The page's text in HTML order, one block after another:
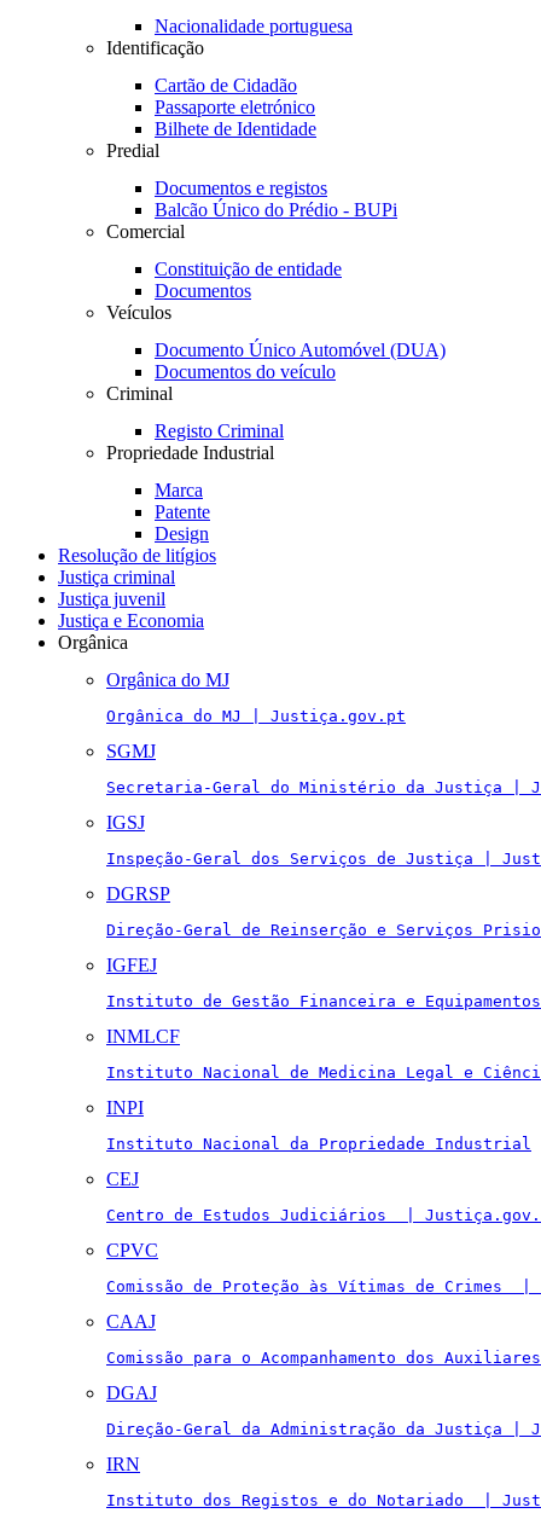
Nacionalidade portuguesa
Identificação
Cartão de Cidadão
Passaporte eletrónico
Bilhete de Identidade
Predial
Documentos e registos
Balcão Único do Prédio - BUPi
Comercial
Constituição de entidade
Documentos
Veículos
Documento Único Automóvel (DUA)
Documentos do veículo
Criminal
Registo Criminal
Propriedade Industrial
Marca
Patente
Design
Resolução de litígios
Justiça criminal
Justiça juvenil
Justiça e Economia
Orgânica
Orgânica do MJ
Orgânica do MJ | Justiça.gov.pt
SGMJ
Secretaria-Geral do Ministério da Justiça |
IGSJ
Inspeção-Geral dos Serviços de Justiça |
DGRSP
Direção-Geral de Reinserção e Serviços
IGFEJ
Instituto de Gestão Financeira e
INMLCF
Instituto Nacional de Medicina Legal e
INPI
Instituto Nacional da Propriedade Industrial
CEJ
Centro de Estudos Judiciários  |
CPVC
Comissão de Proteção às Vítimas de Crimes
CAAJ
Comissão para o Acompanhamento dos
DGAJ
Direção-Geral da Administração da Justiça |
IRN
Instituto dos Registos e do Notariado  |